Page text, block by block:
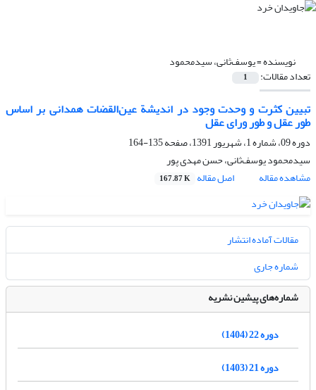
نویسنده =یوسف‌ثانی، سیدمحمود
تعداد مقالات: 1
تبیین کثرت و وحدت وجود در اندیشة عین‌القضات همدانی بر اساس
طور عقل و طور ورای عقل
دوره 09، شماره 1، شهریور 1391، صفحه
135-164
سیدمحمود یوسف‌ثانی، حسن مهدی پور
مشاهده مقاله
اصل مقاله 167.87 K
مقالات آماده انتشار
شماره جاری
شماره‌های پیشین نشریه
دوره 22 (1404)
دوره 21 (1403)